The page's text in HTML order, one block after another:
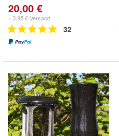
20,00 €
+ 3,95 € Versand
32